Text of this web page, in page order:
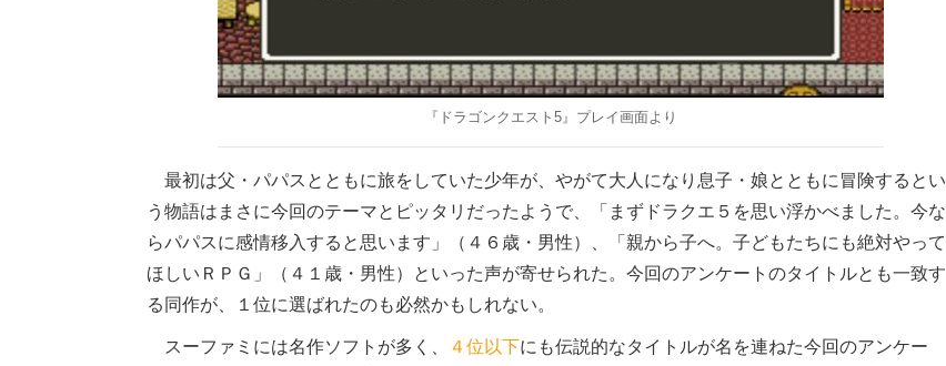
『ドラゴンクエスト5』プレイ画面より
最初は父・パパスとともに旅をしていた少年が、やがて大人になり息子・娘とともに冒険するとい
う物語はまさに今回のテーマとピッタリだったようで、「まずドラクエ５を思い浮かべました。今な
らパパスに感情移入すると思います」（４６歳・男性）、「親から子へ。子どもたちにも絶対やって
ほしいＲＰＧ」（４１歳・男性）といった声が寄せられた。今回のアンケートのタイトルとも一致す
る同作が、１位に選ばれたのも必然かもしれない。
スーファミには名作ソフトが多く、 ４位以下にも伝説的なタイトルが名を連ねた今回のアンケー